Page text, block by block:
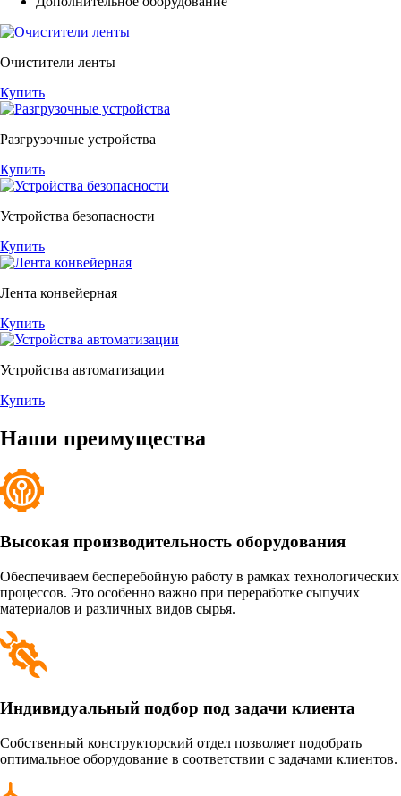
Очистители ленты
Купить
Разгрузочные устройства
Купить
Устройства безопасности
Купить
Лента конвейерная
Купить
Устройства автоматизации
Купить
Наши преимущества
Высокая производительность оборудования
Обеспечиваем бесперебойную работу в рамках технологических
процессов. Это особенно важно при переработке сыпучих
материалов и различных видов сырья.
Индивидуальный подбор под задачи клиента
Собственный конструкторский отдел позволяет подобрать
оптимальное оборудование в соответствии с задачами клиентов.